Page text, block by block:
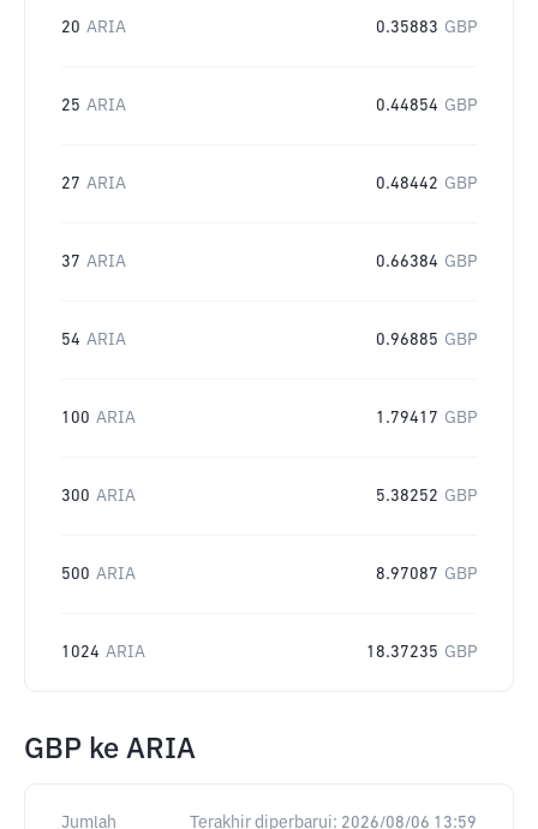
20 ARIA 0.35883 GBP
25 ARIA 0.44854 GBP
27 ARIA 0.48442 GBP
37 ARIA 0.66384 GBP
54 ARIA 0.96885 GBP
100 ARIA 1.79417 GBP
300 ARIA 5.38252 GBP
500 ARIA 8.97087 GBP
1024 ARIA 18.37235 GBP
GBP ke ARIA
Jumlah Terakhir diperbarui: 2026/08/06 13:59